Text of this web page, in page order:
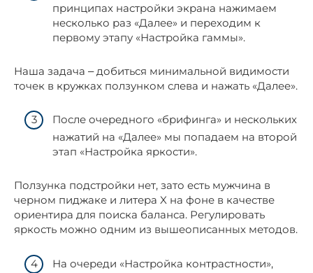
принципах настройки экрана нажимаем
несколько раз «Далее» и переходим к
первому этапу «Настройка гаммы».
Наша задача ‒ добиться минимальной видимости
точек в кружках ползунком слева и нажать «Далее».
После очередного «брифинга» и нескольких
нажатий на «Далее» мы попадаем на второй
этап «Настройка яркости».
Ползунка подстройки нет, зато есть мужчина в
черном пиджаке и литера X на фоне в качестве
ориентира для поиска баланса. Регулировать
яркость можно одним из вышеописанных методов.
На очереди «Настройка контрастности»,